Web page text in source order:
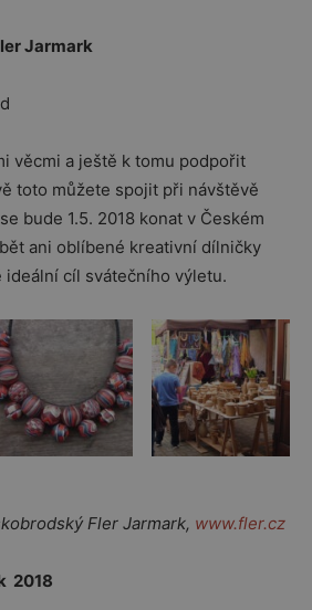
Jarmark
věcmi a ještě k tomu podpořit
toto můžete spojit při návštěvě
bude 1.5. 2018 konat v Českém
ani oblíbené kreativní dílničky
cíl svátečního výletu.
Fler Jarmark, www.fler.cz
2018